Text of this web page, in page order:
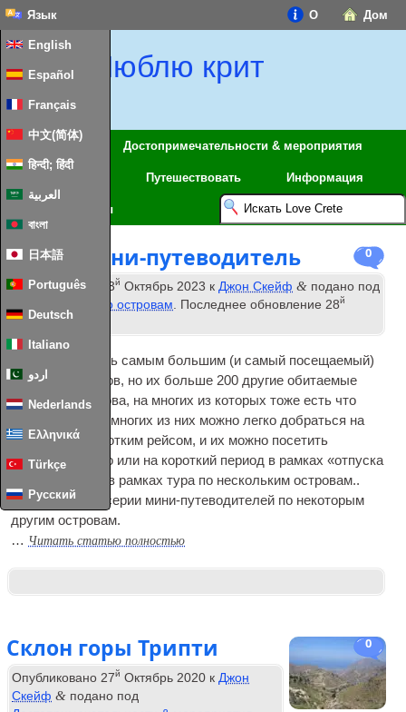
Дом
О
Язык
English
Español
Français
中文(简体)
हिन्दी; हिंदी
العربية
বাংলা
日本語
Português
Deutsch
Italiano
اردو
Nederlands
Ελληνικά
Türkçe
Русский
Люблю крит
Регионы Достопримечательности & мероприятия
Путешествовать Информация
Еда и рецепты
0
Кос — Мини-путеводитель
Опубликовано 13й Октябрь 2023 кДжон Скейф & подано под
Путеводители по островам. Последнее обновление28й
January2024
Крит может быть самым большим (и самый посещаемый)
Греческий остров, но их больше 200 другие обитаемые
греческие острова, на многих из которых тоже есть что
посмотреть. До многих из них можно легко добраться на
пароме или коротким рейсом, и их можно посетить
самостоятельно или на короткий период в рамках «отпуска
в отпуске» или в рамках тура по нескольким островам..
Это первый из серии мини-путеводителей по некоторым
другим островам.
… Читать статью полностью
0
Склон горы Трипти
Опубликовано 27й Октябрь 2020 к Джон
Скейф & подано под